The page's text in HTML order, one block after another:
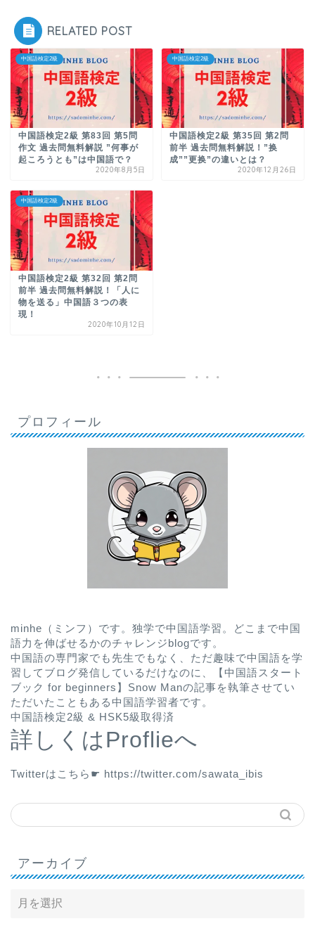
RELATED POST
中国語検定2級
中国語検定2級 第83回 第5問
作文 過去問無料解説 ”何事が
起ころうとも”は中国語で？
2020年8月5日
中国語検定2級
中国語検定2級 第35回 第2問
前半 過去問無料解説！”换
成””更换”の違いとは？
2020年12月26日
中国語検定2級
中国語検定2級 第32回 第2問
前半 過去問無料解説！「人に
物を送る」中国語３つの表
現！
2020年10月12日
プロフィール
minhe（ミンフ）です。独学で中国語学習。どこまで中国
語力を伸ばせるかのチャレンジblogです。
中国語の専門家でも先生でもなく、ただ趣味で中国語を学
習してブログ発信しているだけなのに、
【中国語スタート
ブック for beginners】Snow Manの記事を執筆させてい
ただいたこともある中国語学習者です。
中国語検定2級 & HSK5級取得済
詳しくはProflieへ
Twitterはこちら☛ https://twitter.com/sawata_ibis
アーカイブ